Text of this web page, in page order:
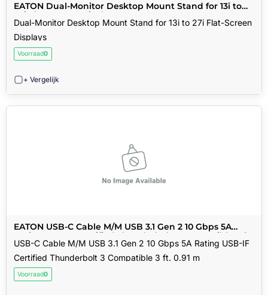
EATON Dual-Monitor Desktop Mount Stand for 13i to
27i Flat-Screen Displays
Dual-Monitor Desktop Mount Stand for 13i to 27i Flat-Screen
Displays
Voorraad0
+ Vergelijk
EATON USB-C Cable M/M USB 3.1 Gen 2 10 Gbps 5A
Rating USB-IF Certified Thunderbolt 3 Compatible 3 ft.
0.91 m
USB-C Cable M/M USB 3.1 Gen 2 10 Gbps 5A Rating USB-IF
Certified Thunderbolt 3 Compatible 3 ft. 0.91 m
Voorraad0